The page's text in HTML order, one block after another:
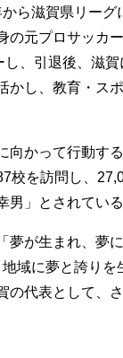
ら滋賀県リーグ
の元プロサッカ
、引退後、滋
かし、教育・ス
かって行動す
校を訪問し、
」とされている
が生まれ、夢
域に夢と誇りを
代表として、